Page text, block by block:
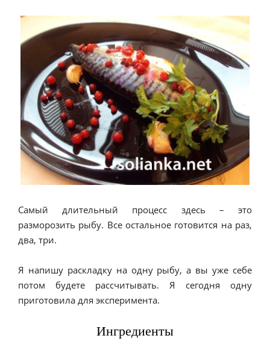
Самый длительный процесс здесь – это
разморозить рыбу. Все остальное готовится на раз,
два, три.
Я напишу раскладку на одну рыбу, а вы уже себе
потом будете рассчитывать. Я сегодня одну
приготовила для эксперимента.
Ингредиенты